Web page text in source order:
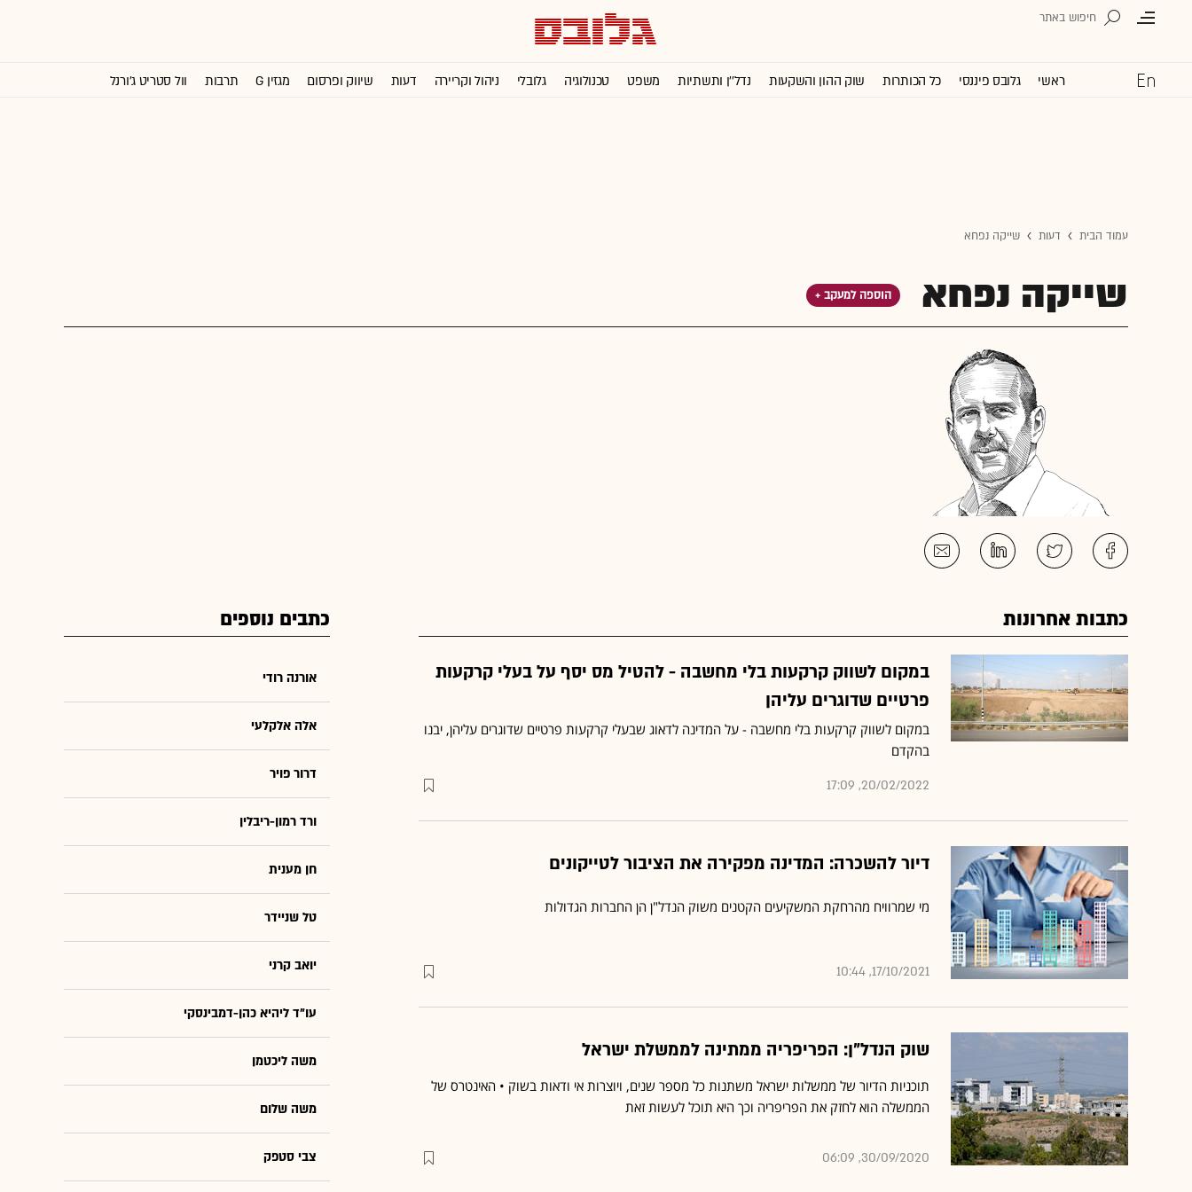
ראשי גלובס פיננסי כל הכותרות שוק ההון והשקעות נדל''ן ותשתיות משפט טכנולוגיה גלובלי ניהול וקריירה דעות שיווק ופרסום מגזין G תרבות וול סטריט ג'ורנל
עמוד הבית דעות שייקה נפחא
שייקה נפחא הוספה למעקב +
כתבות אחרונות
במקום לשווק קרקעות בלי מחשבה - להטיל מס יסף על בעלי קרקעות
פרטיים שדוגרים עליהן
במקום לשווק קרקעות בלי מחשבה - על המדינה לדאוג שבעלי קרקעות פרטיים שדוגרים עליהן, יבנו
בהקדם
20/02/2022, 17:09
דיור להשכרה: המדינה מפקירה את הציבור לטייקונים
מי שמרוויח מהרחקת המשקיעים הקטנים משוק הנדל"ן הן החברות הגדולות
17/10/2021, 10:44
שוק הנדל"ן: הפריפריה ממתינה לממשלת ישראל
תוכניות הדיור של ממשלות ישראל משתנות כל מספר שנים, ויוצרות אי ודאות בשוק • האינטרס של
הממשלה הוא לחזק את הפריפריה וכך היא תוכל לעשות זאת
30/09/2020, 06:09
כתבים נוספים
אורנה רודי
אלה אלקלעי
דרור פויר
ורד רמון-ריבלין
חן מענית
טל שניידר
יואב קרני
עו"ד ליהיא כהן-דמבינסקי
משה ליכטמן
משה שלום
צבי סטפק